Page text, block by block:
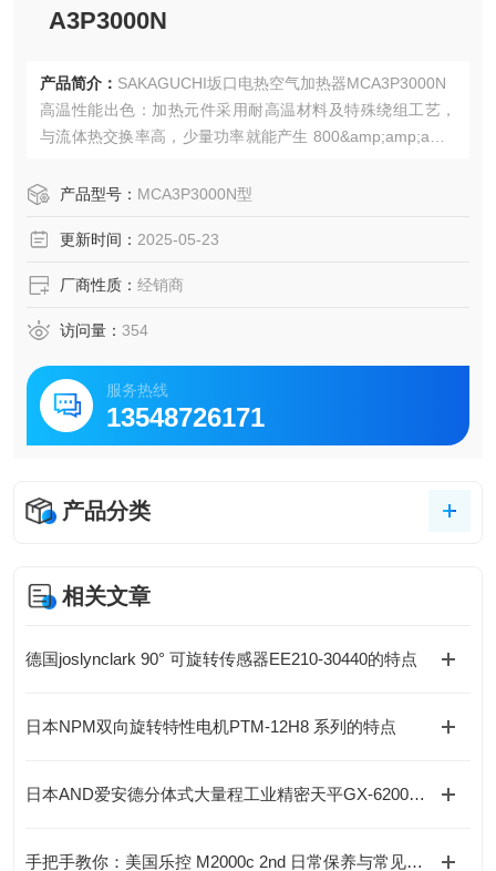
A3P3000N
产品简介： SAKAGUCHI坂口电热空气加热器MCA3P3000N
高温性能出色：加热元件采用耐高温材料及特殊绕组工艺，
与流体热交换率高，少量功率就能产生 800&amp;amp;amp;
器难以达到的。
产品型号： MCA3P3000N型
更新时间： 2025-05-23
厂商性质： 经销商
访问量： 354
服务热线
13548726171
产品分类
相关文章
德国joslynclark 90° 可旋转传感器EE210-30440的特点
日本NPM双向旋转特性电机PTM-12H8 系列的特点
日本AND爱安德分体式大量程工业精密天平GX-62001LS的工作原理
手把手教你：美国乐控 M2000c 2nd 日常保养与常见故障维修